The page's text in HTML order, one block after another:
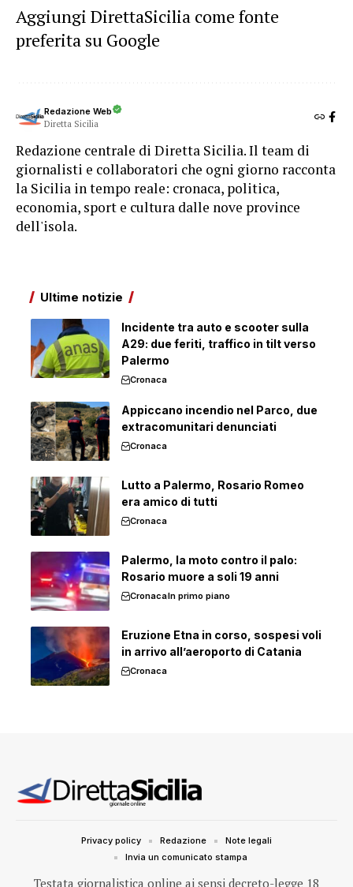
Aggiungi DirettaSicilia come fonte
preferita su Google
Redazione Web
Diretta Sicilia
Redazione centrale di Diretta Sicilia. Il team di
giornalisti e collaboratori che ogni giorno racconta
la Sicilia in tempo reale: cronaca, politica,
economia, sport e cultura dalle nove province
dell'isola.
Ultime notizie
Incidente tra auto e scooter sulla
A29: due feriti, traffico in tilt verso
Palermo
Cronaca
Appiccano incendio nel Parco, due
extracomunitari denunciati
Cronaca
Lutto a Palermo, Rosario Romeo
era amico di tutti
Cronaca
Palermo, la moto contro il palo:
Rosario muore a soli 19 anni
CronacaIn primo piano
Eruzione Etna in corso, sospesi voli
in arrivo all’aeroporto di Catania
Cronaca
Testata giornalistica online ai sensi decreto-legge 18
Privacy policy Redazione
Note legali
Invia un comunicato stampa